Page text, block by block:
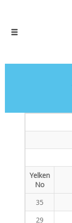
Yelken
No
35
29